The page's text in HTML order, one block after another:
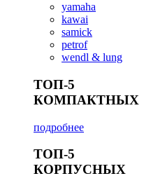
yamaha
kawai
samick
petrof
wendl & lung
ТОП-5
КОМПАКТНЫХ
подробнее
ТОП-5
КОРПУСНЫХ